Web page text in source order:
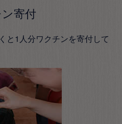
寄付
と1人分ワクチンを寄付して